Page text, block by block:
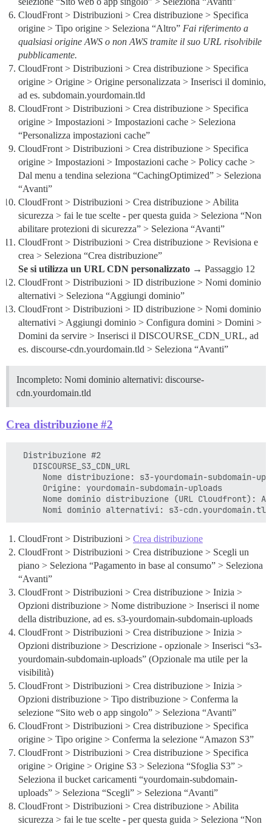
CloudFront > Distribuzioni > Crea distribuzione > Specifica
origine > Tipo origine > Seleziona “Altro” Fai riferimento a
qualsiasi origine AWS o non AWS tramite il suo URL risolvibile
pubblicamente.
CloudFront > Distribuzioni > Crea distribuzione > Specifica
origine > Origine > Origine personalizzata > Inserisci il dominio,
ad es. subdomain.yourdomain.tld
CloudFront > Distribuzioni > Crea distribuzione > Specifica
origine > Impostazioni > Impostazioni cache > Seleziona
“Personalizza impostazioni cache”
CloudFront > Distribuzioni > Crea distribuzione > Specifica
origine > Impostazioni > Impostazioni cache > Policy cache >
Dal menu a tendina seleziona “CachingOptimized” > Seleziona
“Avanti”
CloudFront > Distribuzioni > Crea distribuzione > Abilita
sicurezza > fai le tue scelte - per questa guida > Seleziona “Non
abilitare protezioni di sicurezza” > Seleziona “Avanti”
CloudFront > Distribuzioni > Crea distribuzione > Revisiona e
crea > Seleziona “Crea distribuzione”
Se si utilizza un URL CDN personalizzato → Passaggio 12
CloudFront > Distribuzioni > ID distribuzione > Nomi dominio
alternativi > Seleziona “Aggiungi dominio”
CloudFront > Distribuzioni > ID distribuzione > Nomi dominio
alternativi > Aggiungi dominio > Configura domini > Domini >
Domini da servire > Inserisci il DISCOURSE_CDN_URL, ad
es. discourse-cdn.yourdomain.tld > Seleziona “Avanti”
Incompleto: Nomi dominio alternativi: discourse-
cdn.yourdomain.tld
Crea distribuzione #2
  Distribuzione #2
    DISCOURSE_S3_CDN_URL
Nome distribuzione: s3-yourdomain-subdomain-
      Origine: yourdomain-subdomain-uploads
Nome dominio distribuzione (URL Cloudfront):
CloudFront > Distribuzioni > Crea distribuzione
CloudFront > Distribuzioni > Crea distribuzione > Scegli un
piano > Seleziona “Pagamento in base al consumo” > Seleziona
“Avanti”
CloudFront > Distribuzioni > Crea distribuzione > Inizia >
Opzioni distribuzione > Nome distribuzione > Inserisci il nome
della distribuzione, ad es. s3-yourdomain-subdomain-uploads
CloudFront > Distribuzioni > Crea distribuzione > Inizia >
Opzioni distribuzione > Descrizione - opzionale > Inserisci “s3-
yourdomain-subdomain-uploads” (Opzionale ma utile per la
visibilità)
CloudFront > Distribuzioni > Crea distribuzione > Inizia >
Opzioni distribuzione > Tipo distribuzione > Conferma la
selezione “Sito web o app singolo” > Seleziona “Avanti”
CloudFront > Distribuzioni > Crea distribuzione > Specifica
origine > Tipo origine > Conferma la selezione “Amazon S3”
CloudFront > Distribuzioni > Crea distribuzione > Specifica
origine > Origine > Origine S3 > Seleziona “Sfoglia S3” >
Seleziona il bucket caricamenti “yourdomain-subdomain-
uploads” > Seleziona “Scegli” > Seleziona “Avanti”
CloudFront > Distribuzioni > Crea distribuzione > Abilita
sicurezza > fai le tue scelte - per questa guida > Seleziona “Non